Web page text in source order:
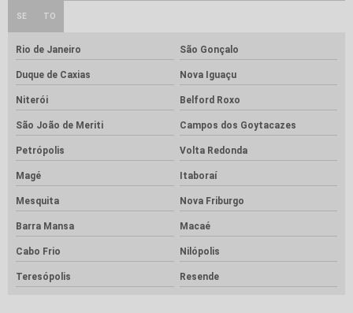
SE TO
Rio de Janeiro São Gonçalo
Duque de Caxias Nova Iguaçu
Niterói Belford Roxo
São João de Meriti Campos dos Goytacazes
Petrópolis Volta Redonda
Magé Itaboraí
Mesquita Nova Friburgo
Barra Mansa Macaé
Cabo Frio Nilópolis
Teresópolis Resende